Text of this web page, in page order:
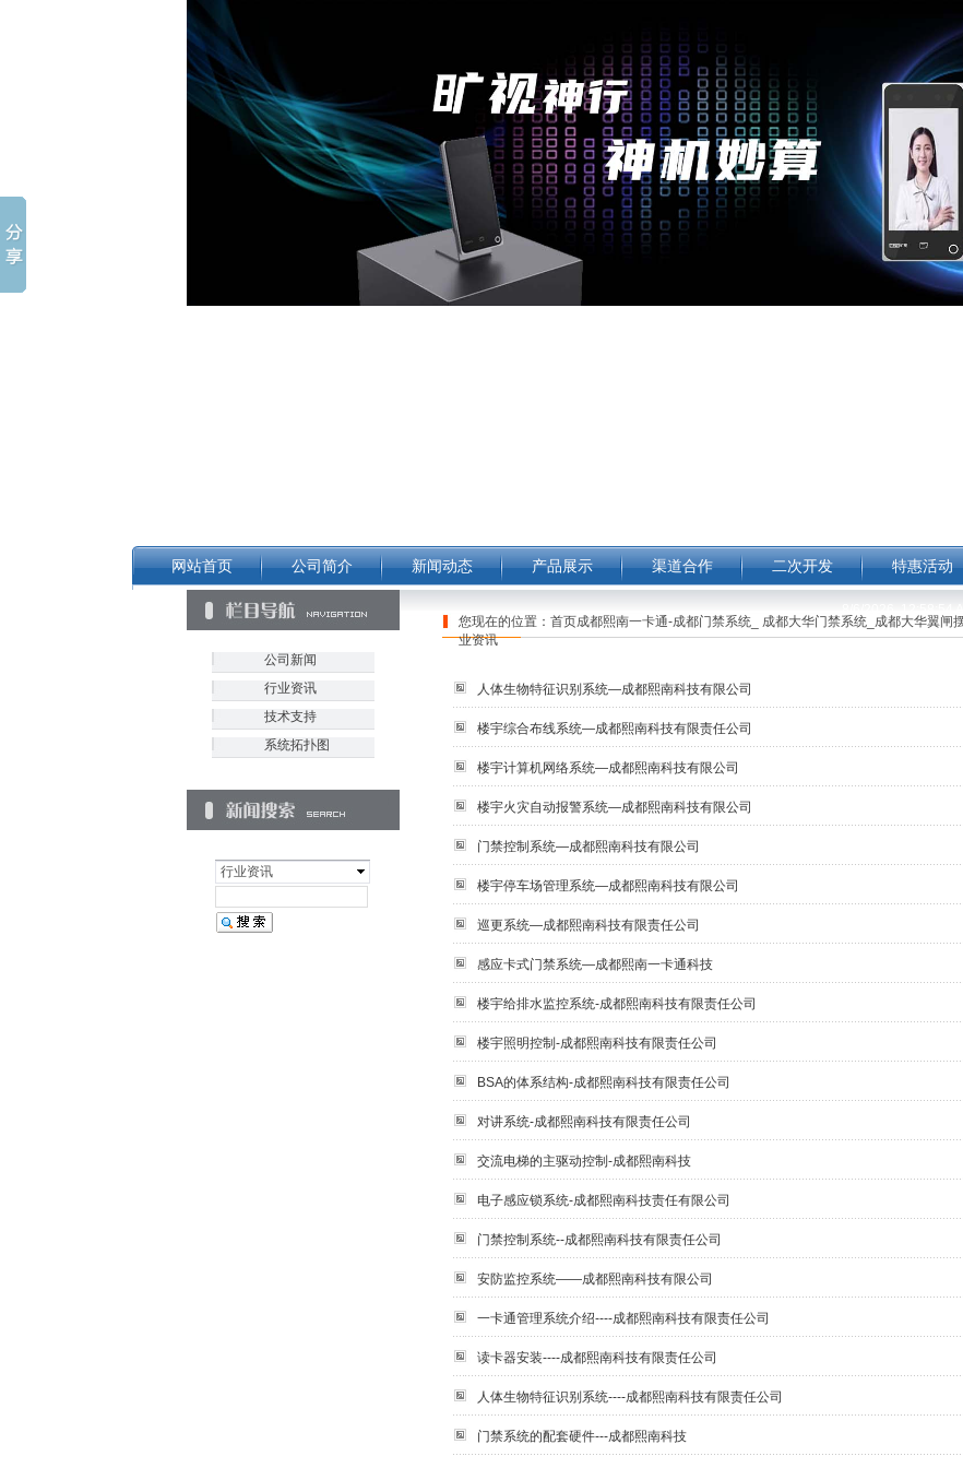
网站首页 公司简介 新闻动态 产品展示 渠道合作 二次开发 特惠活动
公司新闻
行业资讯
技术支持
系统拓扑图
行业资讯
人体生物特征识别系统—成都熙南科技有限公司
楼宇综合布线系统—成都熙南科技有限责任公司
楼宇计算机网络系统—成都熙南科技有限公司
楼宇火灾自动报警系统—成都熙南科技有限公司
门禁控制系统—成都熙南科技有限公司
楼宇停车场管理系统—成都熙南科技有限公司
巡更系统—成都熙南科技有限责任公司
感应卡式门禁系统—成都熙南一卡通科技
楼宇给排水监控系统-成都熙南科技有限责任公司
楼宇照明控制-成都熙南科技有限责任公司
BSA的体系结构-成都熙南科技有限责任公司
对讲系统-成都熙南科技有限责任公司
交流电梯的主驱动控制-成都熙南科技
电子感应锁系统-成都熙南科技责任有限公司
门禁控制系统--成都熙南科技有限责任公司
安防监控系统——成都熙南科技有限公司
一卡通管理系统介绍----成都熙南科技有限责任公司
读卡器安装----成都熙南科技有限责任公司
人体生物特征识别系统----成都熙南科技有限责任公司
门禁系统的配套硬件---成都熙南科技
您现在的位置： 首页成都熙南一卡通-成都门禁系统_ 成都大华门禁系统_成都大华翼闸
业资讯